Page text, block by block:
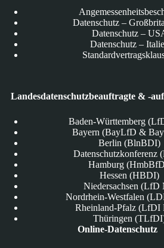
Datenschutz –
Datenschutz –
Datenschutz –
Landesdatenschutzbeauftragte & -
Baden-Württemberg
Bayern (BayLfD &
Berlin (BlnBDI)
Datenschutzkonferenz
Hamburg
Hessen (HBDI)
Niedersachsen (LfD
Nordrhein-Westfalen
Rheinland-Pfalz (LfDI
Thüringen
Online-Datenschutz